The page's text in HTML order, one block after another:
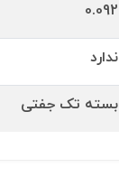
0.092
ندارد
بسته تک جفتی